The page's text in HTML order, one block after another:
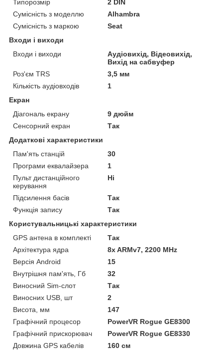
Типорозмір
2 DIN
Сумісність з моделлю
Alhambra
Сумісність з маркою
Seat
Входи і виходи
Входи і виходи
Аудіовихід, Відеовихід,
Вихід на сабвуфер
Роз'єм TRS
3,5 мм
Кількість аудіовходів
1
Екран
Діагональ екрану
9 дюйм
Сенсорний екран
Так
Додаткові характеристики
Пам'ять станцій
30
Програми еквалайзера
1
Пульт дистанційного
керування
Ні
Підсилення басів
Так
Функція запису
Так
Користувальницькі характеристики
GPS антена в комплекті
Так
Архітектура ядра
8x ARMv7, 2200 MHz
Версія Android
15
Внутрішня пам'ять, Гб
32
Виносний Sim-слот
Так
Виносних USB, шт
2
Висота, мм
147
Графічний процесор
PowerVR Rogue GE8300
Графічний прискорювач
PowerVR Rogue GE8330
Довжина GPS кабелів
160 см